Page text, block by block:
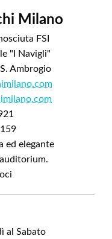
Milano
FSI
"I Navigli"
Ambrogio
ed elegante
al Sabato